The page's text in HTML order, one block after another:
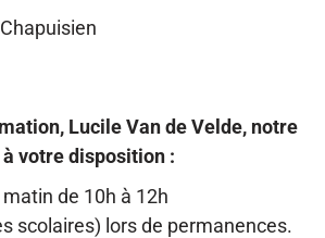
Lucile Van de Velde, notre
votre disposition :
de 10h à 12h
scolaires) lors de permanences.